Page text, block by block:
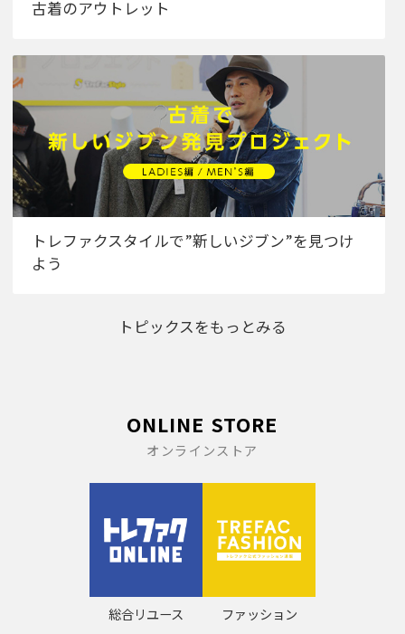
古着のアウトレット
トレファクスタイルで”新しいジブン”を見つけ
よう
トピックスをもっとみる
ONLINE STORE
オンラインストア
総合リユース ファッション